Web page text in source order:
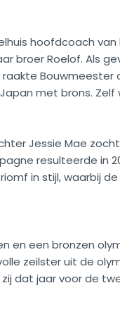
hoofdcoach
broer Roelof. Als
raakte
met brons.
Jessie Mae
resulteerde in
in stijl, waarbij
en een bronzen
zeilster uit de
dat jaar voor de